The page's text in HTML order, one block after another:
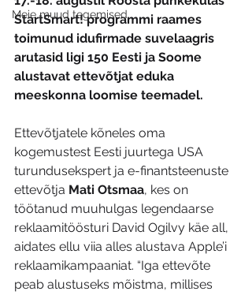
Meie muud tegemised
StartSmart! programmi raames
toimunud idufirmade suvelaagris
arutasid ligi 150 Eesti ja Soome
alustavat ettevõtjat eduka
meeskonna loomise teemadel.
Ettevõtjatele kõneles oma
kogemustest Eesti juurtega USA
turundusekspert ja e-finantsteenuste
ettevõtja Mati Otsmaa, kes on
töötanud muuhulgas legendaarse
reklaamitöösturi David Ogilvy käe all,
aidates ellu viia alles alustava Apple’i
reklaamikampaaniat. “Iga ettevõte
peab alustuseks mõistma, millises